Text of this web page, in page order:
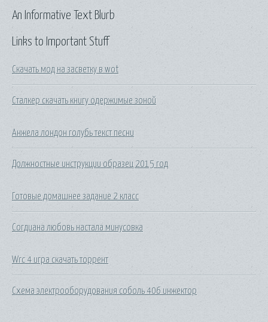
Links to Important Stuff
Скачать мод на засветку в wot
Сталкер скачать книгу одержимые зоной
Анжела лондон голубь текст песни
Должностные инструкции образец 2015 год
Готовые домашнее задание 2 класс
Согдиана любовь настала минусовка
Wrc 4 игра скачать торрент
Схема электрооборудования соболь 406 инжектор
An Informative Text Blurb